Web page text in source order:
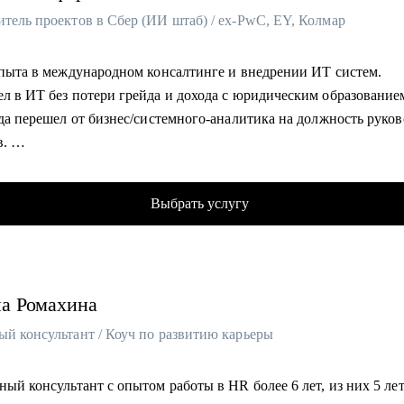
хочет перейти в IT и аналитику из смежной сферы;
ML разработчикам/frontend разработчикам/аналитикам)
которые только начинают лидить команду или тем, кто
скилы в управлении
проектов в Сбер (ИИ штаб) / ex-PwC, EY, Колмар
в международном консалтинге и внедрении ИТ систем.
в ИТ без потери грейда и дохода с юридическим
перешел от бизнес/системного-аналитика на должность
холдингов.
проектом автоматизации бизнеса на 3000 пользователей.
резюме.
Выбрать услугу
Ромахина
консультант / Коуч по развитию карьеры
консультант с опытом работы в HR более 6 лет, из них 5 лет